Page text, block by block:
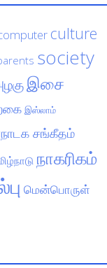
culture
society
இசை
இஸ்லாம்
சங்கீதம்
நாகரிகம்
மென்பொருள்